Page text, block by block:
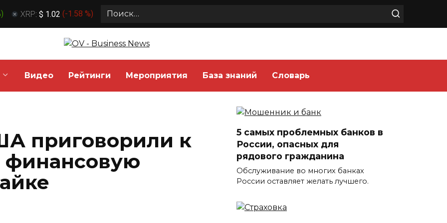
) XRP: $ 1.02 (-1.58 %)
Search
Видео Рейтинги Мероприятия База знаний Словарь
приговорили к
финансовую
5 самых проблемных банков в
России, опасных для
рядового гражданина
Обслуживание во многих банках
России оставляет желать лучшего.